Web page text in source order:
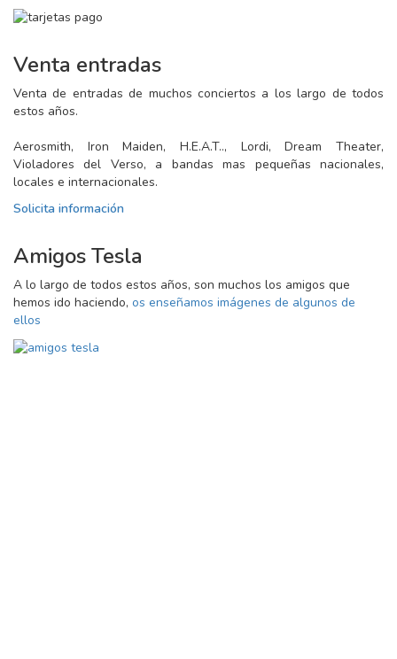
Venta entradas
Venta de entradas de muchos conciertos a los largo de todos
estos años.
Aerosmith, Iron Maiden, H.E.A.T.., Lordi, Dream Theater,
Violadores del Verso, a bandas mas pequeñas nacionales,
locales e internacionales.
Solicita información
Amigos Tesla
A lo largo de todos estos años, son muchos los amigos que
hemos ido haciendo, os enseñamos imágenes de algunos de
ellos